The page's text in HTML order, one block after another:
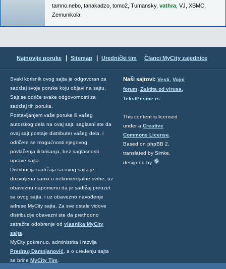
tamno.nebo tanakadzo tomo2 Tumansky, vathra VJ XBMC
Zemunikola
Najnovije poruke Sitemap Urednički tim Članci MyCity zajednice
Svaki korisnik ovog sajta je odgovoran za
sadržaj svoje poruke koju objavi na sajtu.
Sajt se odriče svake odgovornosti za
sadržaj tih poruka.
Postavljanjem vaše poruke ili vašeg
autorskog dela na ovaj sajt, saglasni ste da
ovaj sajt postaje distributer vašeg dela, i
odričete se mogućnosti njegovog
povlačenja ili brisanja, bez saglasnosti
uprave sajta.
Distribucija sadržaja sa ovog sajta je
dozvoljena samo u nekomercijalne svrhe, uz
obaveznu napomenu da je sadržaj preuzet
sa ovog sajta, i uz obavezno navođenje
adrese MyCity sajta. Za sve ostale vidove
distribucije obavezni ste da prethodno
zatražite odobrenje od vlasnika MyCity
sajta
MyCity pokrenuo, administrira i razvija
Predrag Damnjanović , a o uređenju sajta
se brine MyCity Tim
Naši sajtovi: Vesti, Vojni
forum, Zaštita od virusa,
TekstPesme.rs
This content is licensed
under a Creative
Commons License
Based on phpBB 2,
translated by Simke,
designed by